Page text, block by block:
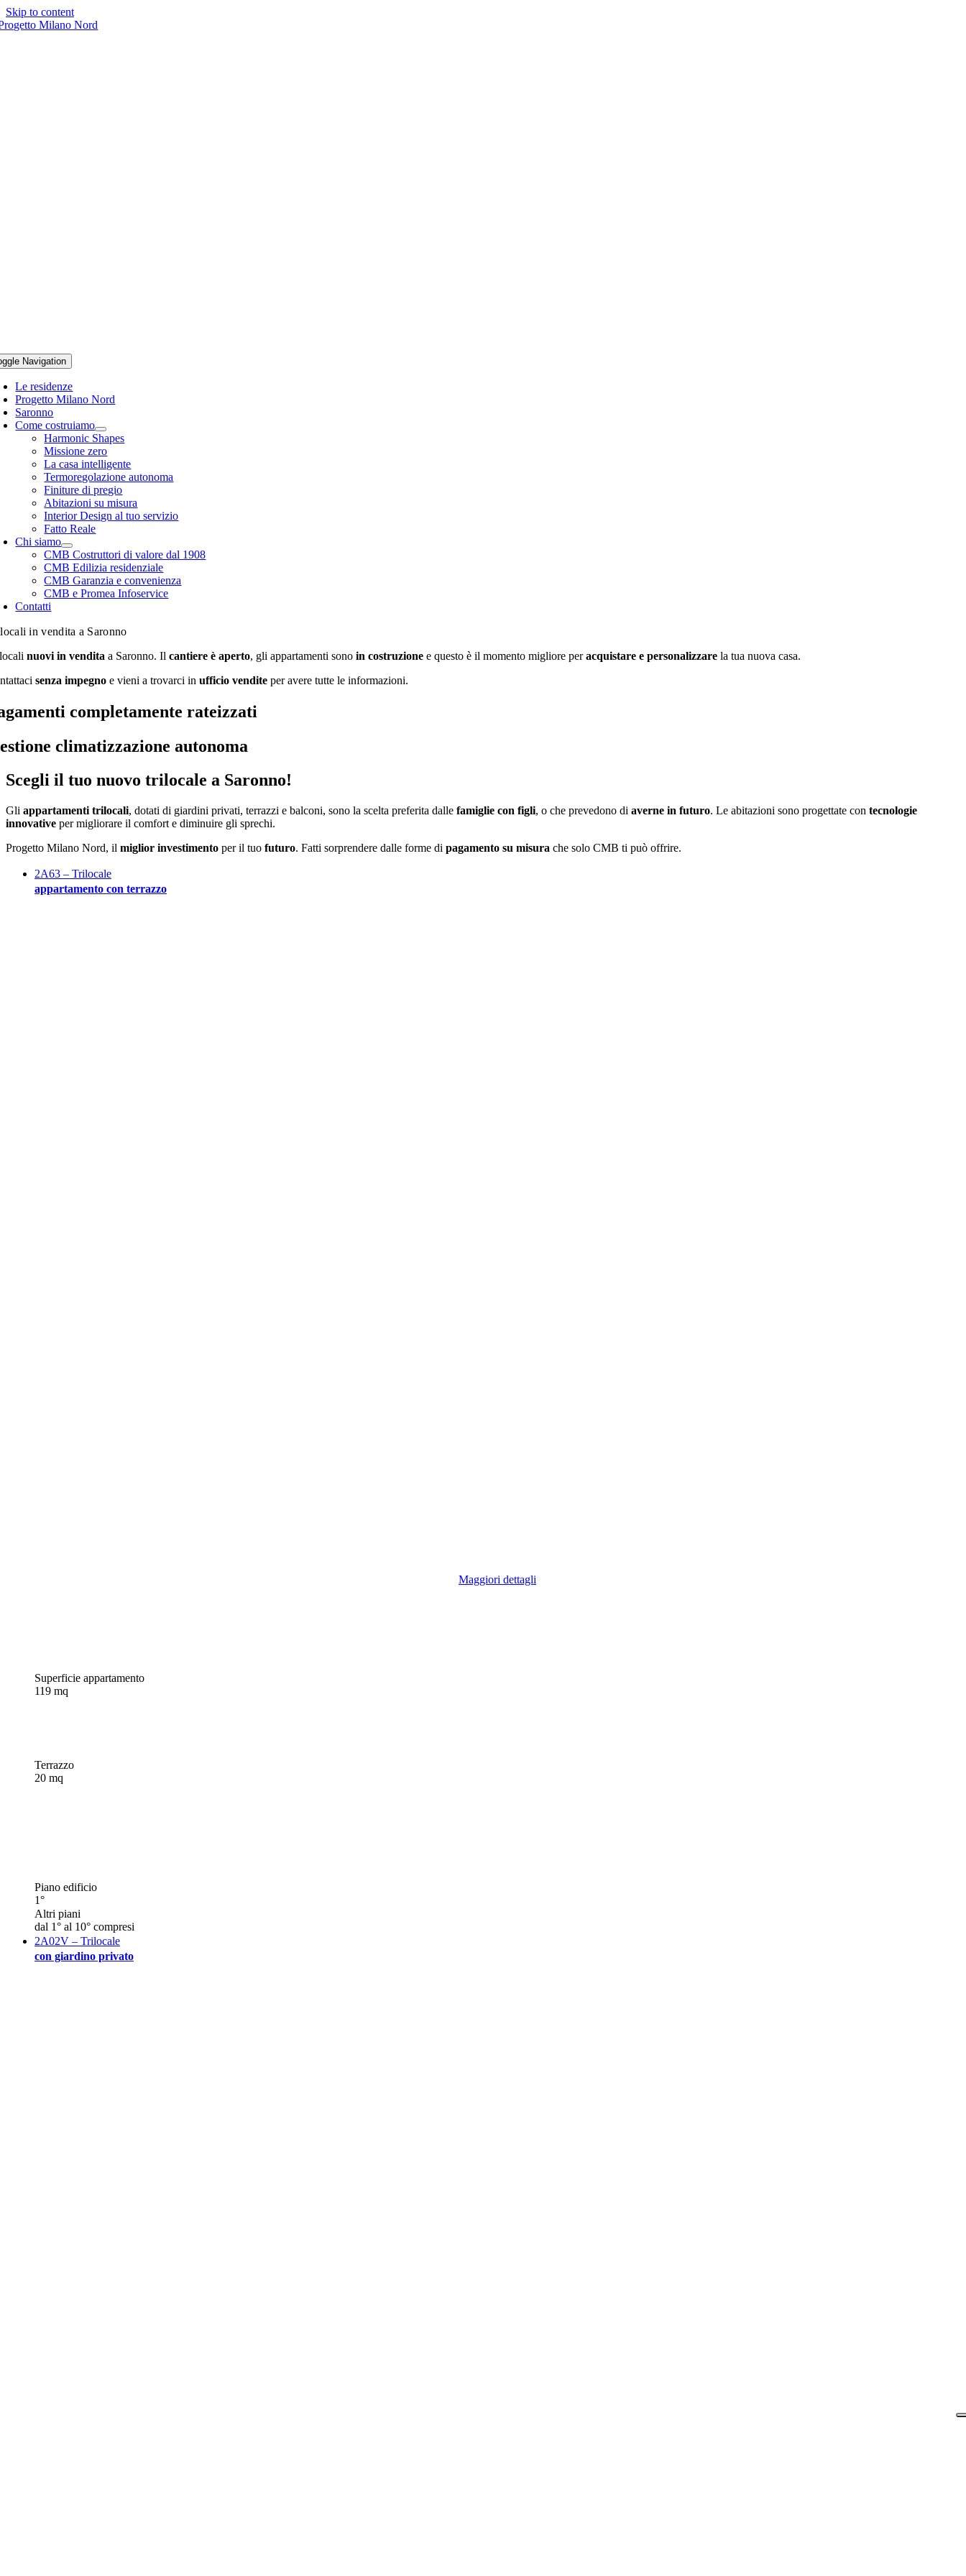
Skip to content
Navigation
Le residenze
Progetto Milano Nord
Saronno
Come costruiamo
Harmonic Shapes
Missione zero
La casa intelligente
Termoregolazione autonoma
Finiture di pregio
Abitazioni su misura
Interior Design al tuo servizio
Fatto Reale
Chi siamo
CMB Costruttori di valore dal 1908
CMB Edilizia residenziale
CMB Garanzia e convenienza
CMB e Promea Infoservice
Contatti
in vendita a Saronno
nuovi in vendita a Saronno. Ilcantiere è aperto, gli appartamenti sonoin costruzione e questo è il momento migliore peracquistare e personalizzare la tua nuova casa.
senza impegno e vieni a trovarci inufficio vendite per avere tutte le informazioni.
completamente rateizzati
climatizzazione autonoma
Scegli il tuo nuovo trilocale a Saronno!
Gli appartamenti trilocali, dotati di giardini privati, terrazzi e balconi, sono la scelta preferita dalle famiglie con figli, o che prevedono di averne in futuro. Le abitazioni sono progettate con tecnologie
innovative per migliorare il comfort e diminuire gli sprechi.
Progetto Milano Nord, il miglior investimento per il tuo futuro. Fatti sorprendere dalle forme di pagamento su misura che solo CMB ti può offrire.
2A63 – Trilocale
appartamento con terrazzo
Maggiori dettagli
Superficie appartamento
119 mq
Terrazzo
20 mq
Piano edificio
1°
Altri piani
dal 1° al 10° compresi
2A02V – Trilocale
con giardino privato